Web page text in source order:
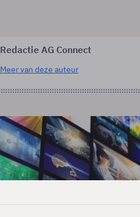
Redactie AG Connect
Meer van deze auteur